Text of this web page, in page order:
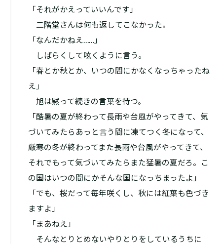
「それがかえっていいんです」
二階堂さんは何も返してこなかった。
「なんだかねえ……」
しばらくして呟くように言う。
「春とか秋とか、いつの間にかなくなっちゃったね
え」
旭は黙って続きの言葉を待つ。
「酷暑の夏が終わって長雨や台風がやってきて、気
づいてみたらあっと言う間に凍てつく冬になって、
厳寒の冬が終わってまた長雨や台風がやってきて、
それでもって気づいてみたらまた猛暑の夏だろ。こ
の国はいつの間にかそんな国になっちまったよ」
「でも、桜だって毎年咲くし、秋には紅葉も色づき
ますよ」
「まあねえ」
そんなとりとめないやりとりをしているうちに